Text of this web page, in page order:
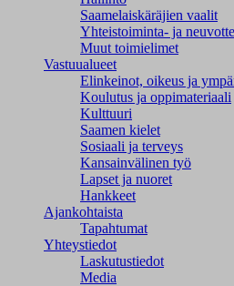
Saamelaiskäräjien vaalit
Yhteistoiminta- ja
Muut toimielimet
Vastuualueet
Elinkeinot, oikeus ja
Koulutus ja oppimateriaali
Kulttuuri
Saamen kielet
Sosiaali ja terveys
Kansainvälinen työ
Lapset ja nuoret
Hankkeet
Ajankohtaista
Tapahtumat
Yhteystiedot
Laskutustiedot
Media